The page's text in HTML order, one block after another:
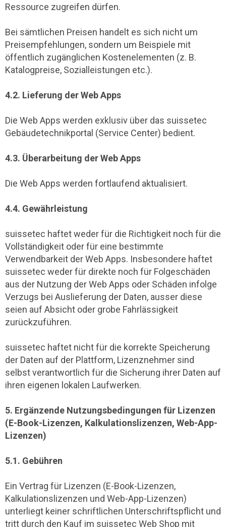
Ressource zugreifen dürfen.
Bei sämtlichen Preisen handelt es sich nicht um
Preisempfehlungen, sondern um Beispiele mit
öffentlich zugänglichen Kostenelementen (z. B.
Katalogpreise, Sozialleistungen etc.).
4.2. Lieferung der Web Apps
Die Web Apps werden exklusiv über das suissetec
Gebäudetechnikportal (Service Center) bedient.
4.3. Überarbeitung der Web Apps
Die Web Apps werden fortlaufend aktualisiert.
4.4. Gewährleistung
suissetec haftet weder für die Richtigkeit noch für die
Vollständigkeit oder für eine bestimmte
Verwendbarkeit der Web Apps. Insbesondere haftet
suissetec weder für direkte noch für Folgeschäden
aus der Nutzung der Web Apps oder Schäden infolge
Verzugs bei Auslieferung der Daten, ausser diese
seien auf Absicht oder grobe Fahrlässigkeit
zurückzuführen.
suissetec haftet nicht für die korrekte Speicherung
der Daten auf der Plattform, Lizenznehmer sind
selbst verantwortlich für die Sicherung ihrer Daten auf
ihren eigenen lokalen Laufwerken.
5. Ergänzende Nutzungsbedingungen für Lizenzen
(E-Book-Lizenzen, Kalkulationslizenzen, Web-App-
Lizenzen)
5.1. Gebühren
Ein Vertrag für Lizenzen (E-Book-Lizenzen,
Kalkulationslizenzen und Web-App-Lizenzen)
unterliegt keiner schriftlichen Unterschriftspflicht und
tritt durch den Kauf im suissetec Web Shop mit